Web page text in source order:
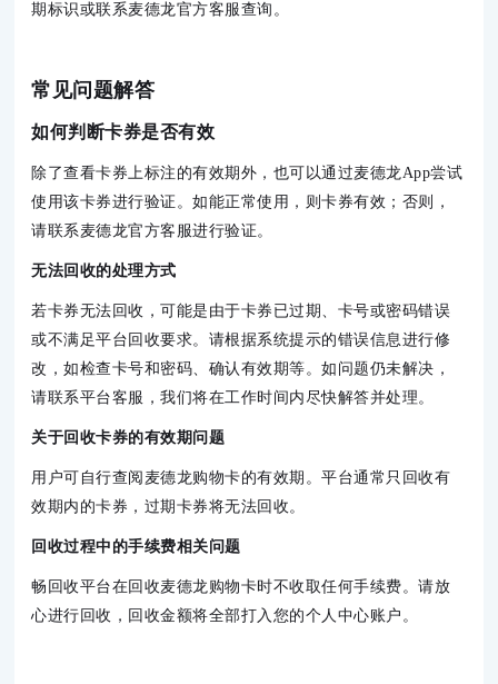
期标识或联系麦德龙官方客服查询。
常见问题解答
如何判断卡券是否有效
除了查看卡券上标注的有效期外，也可以通过麦德龙App尝试
使用该卡券进行验证。如能正常使用，则卡券有效；否则，
请联系麦德龙官方客服进行验证。
无法回收的处理方式
若卡券无法回收，可能是由于卡券已过期、卡号或密码错误
或不满足平台回收要求。请根据系统提示的错误信息进行修
改，如检查卡号和密码、确认有效期等。如问题仍未解决，
请联系平台客服，我们将在工作时间内尽快解答并处理。
关于回收卡券的有效期问题
用户可自行查阅麦德龙购物卡的有效期。平台通常只回收有
效期内的卡券，过期卡券将无法回收。
回收过程中的手续费相关问题
畅回收平台在回收麦德龙购物卡时不收取任何手续费。请放
心进行回收，回收金额将全部打入您的个人中心账户。